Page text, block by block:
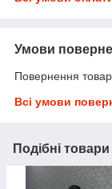
Умови
Повернення
Всі умови
Подібні товари